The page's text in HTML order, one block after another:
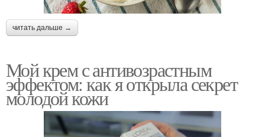
читать дальше →
Мой крем с антивозрастным
эффектом: как я открыла секрет
молодой кожи